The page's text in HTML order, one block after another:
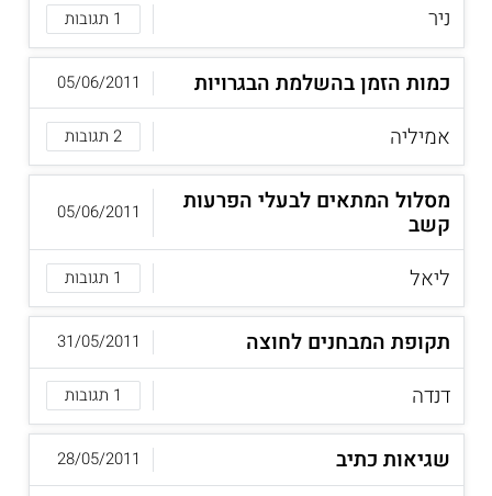
ניר
1 תגובות
כמות הזמן בהשלמת הבגרויות
אמיליה
2 תגובות
05/06/2011
מסלול המתאים לבעלי הפרעות
קשב
ליאל
1 תגובות
05/06/2011
תקופת המבחנים לחוצה
דנדה
1 תגובות
31/05/2011
שגיאות כתיב
28/05/2011